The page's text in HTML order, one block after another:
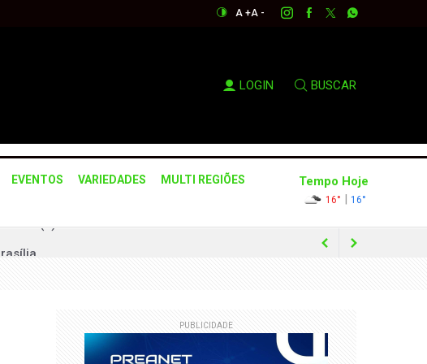
A +A -
LOGIN BUSCAR
EVENTOS VARIEDADES
MULTI REGIÕES
Tempo Hoje
16° | 16°
públicos
PUBLICIDADE